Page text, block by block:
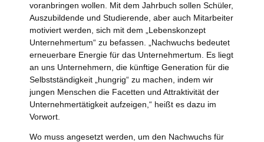
voranbringen wollen. Mit dem Jahrbuch sollen Schüler,
Auszubildende und Studierende, aber auch Mitarbeiter
motiviert werden, sich mit dem „Lebenskonzept
Unternehmertum“ zu befassen. „Nachwuchs bedeutet
erneuerbare Energie für das Unternehmertum. Es liegt
an uns Unternehmern, die künftige Generation für die
Selbstständigkeit „hungrig“ zu machen, indem wir
jungen Menschen die Facetten und Attraktivität der
Unternehmertätigkeit aufzeigen,“ heißt es dazu im
Vorwort.
Wo muss angesetzt werden, um den Nachwuchs für